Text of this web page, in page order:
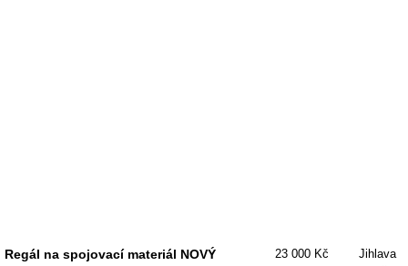
Regál na spojovací materiál NOVÝ 23 000 Kč
Jihlava